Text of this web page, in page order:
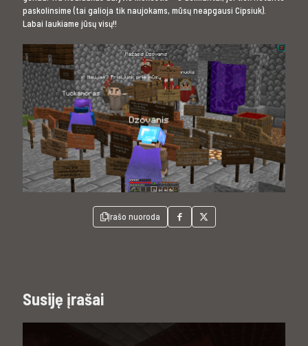
paskolinsime (tai galioja tik naujokams, mūsų neapgausi Cipsiuk).
Labai laukiame jūsų visų!!
Įrašo nuoroda
Susiję įrašai